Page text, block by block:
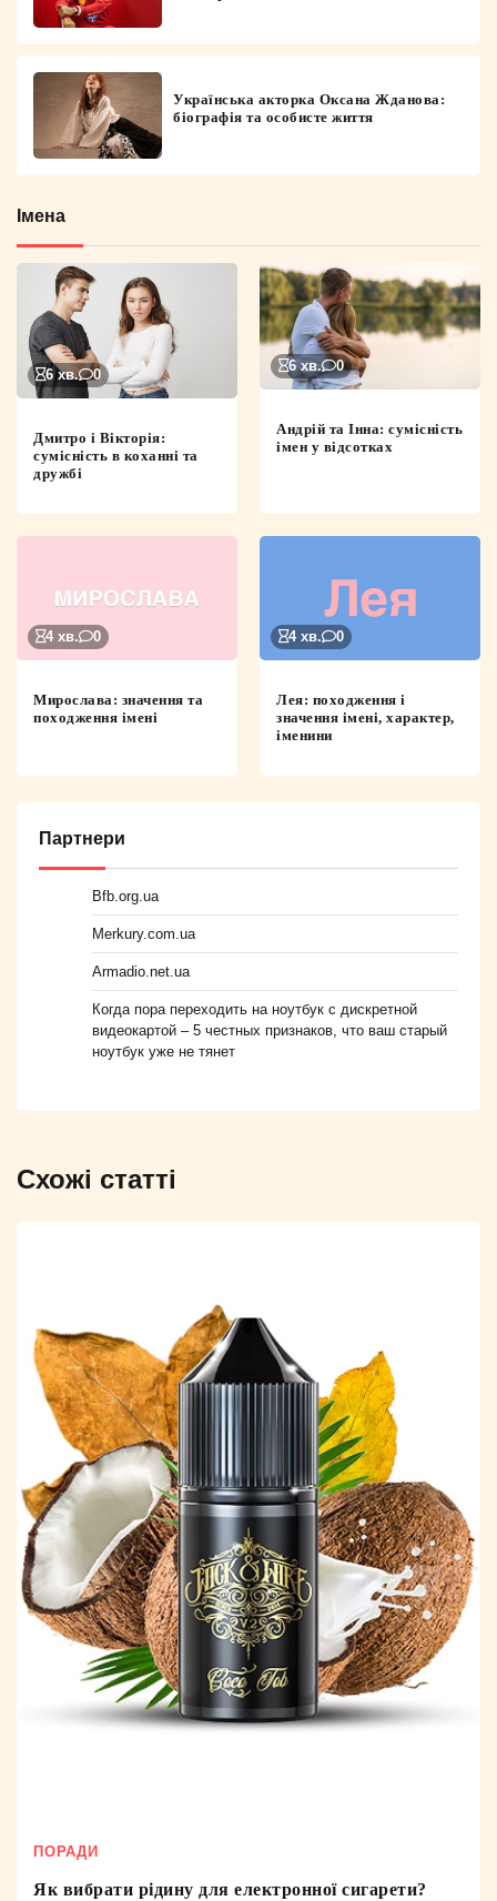
Українська акторка Оксана Жданова:
біографія та особисте життя
Імена
6 хв. 0
Дмитро і Вікторія:
сумісність в коханні та
дружбі
6 хв. 0
Андрій та Інна: сумісність
імен у відсотках
4 хв. 0
Мирослава: значення та
походження імені
4 хв. 0
Лея: походження і
значення імені, характер,
іменини
Партнери
Bfb.org.ua
Merkury.com.ua
Armadio.net.ua
Когда пора переходить на ноутбук с дискретной
видеокартой – 5 честных признаков, что ваш старый
ноутбук уже не тянет
Схожі статті
ПОРАДИ
Як вибрати рідину для електронної сигарети?